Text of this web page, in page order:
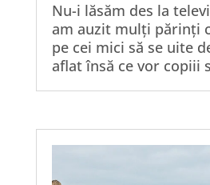
Nu-i lăsăm des la
am auzit mulți părinți
pe cei mici să se uite
aflat însă ce vor copiii